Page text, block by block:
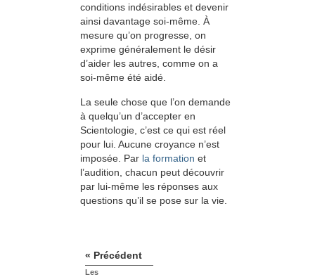
conditions indésirables et devenir
ainsi davantage soi-même. À
mesure qu’on progresse, on
exprime généralement le désir
d’aider les autres, comme on a
soi-même été aidé.
La seule chose que l’on demande
à quelqu’un d’accepter en
Scientologie, c’est ce qui est réel
pour lui. Aucune croyance n’est
imposée. Par la formation et
l’audition, chacun peut découvrir
par lui-même les réponses aux
questions qu’il se pose sur la vie.
« Précédent
Les